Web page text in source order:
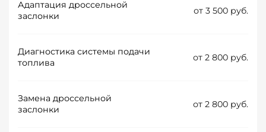
Адаптация дроссельной
заслонки
от 3 500 руб.
Диагностика системы подачи
топлива
от 2 800 руб.
Замена дроссельной
заслонки
от 2 800 руб.